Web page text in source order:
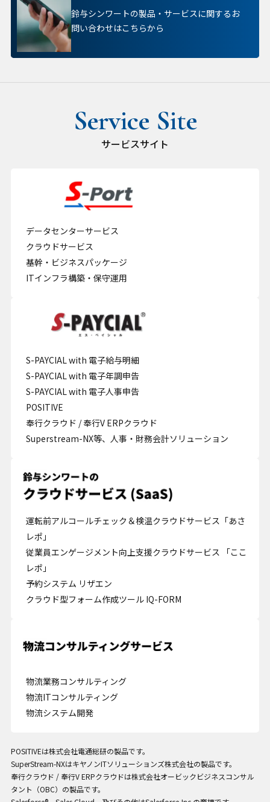
鈴与シンワートの製品・サービスに関するお
問い合わせはこちらから
サービスサイト
データセンターサービス
クラウドサービス
基幹・ビジネスパッケージ
ITインフラ構築・保守運用
S-PAYCIAL with 電子給与明細
S-PAYCIAL with 電子年調申告
S-PAYCIAL with 電子人事申告
POSITIVE
奉行クラウド / 奉行V ERPクラウド
Superstream-NX等、人事・財務会計ソリューション
運転前アルコールチェック＆検温クラウドサービス「あさ
レポ」
従業員エンゲージメント向上支援クラウドサービス 「ここ
レポ」
予約システム リザエン
クラウド型フォーム作成ツール IQ-FORM
物流業務コンサルティング
物流ITコンサルティング
物流システム開発
POSITIVEは株式会社電通総研の製品です。
SuperStream-NXはキヤノンITソリューションズ株式会社の製品です。
奉行クラウド / 奉行V ERPクラウドは株式会社オービックビジネスコンサル
タント（OBC）の製品です。
Cookie の確認と管理
プライバシー情報
プライバシー情報
お客様が当サイトを訪れると、ブラウザに情報が保存される、またはブラウ
ザに保存された情報が取得されることがあります。情報の主な保存先は
せる目的を中心に使われます。個人を直接特定できる情報が保存されること
は通常ありませんが、Web サイトのパーソナライズに使われることはあり
ます。鈴与シンワートではプライバシーの権利を尊重しており、一部の
Cookie については有効化を拒否できるよう配慮しています。各カテゴリを
クリックすることで、それらの Cookie に関する詳細を確認し、当サイトに